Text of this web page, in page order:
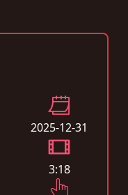
2025-12-31
3:18